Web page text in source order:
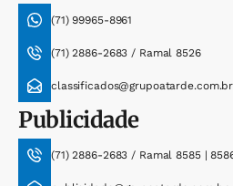
(71) 99965-8961
(71) 2886-2683 / Ramal 8526
classificados@grupoatarde.com.br
Publicidade
(71) 2886-2683 / Ramal 8585 |